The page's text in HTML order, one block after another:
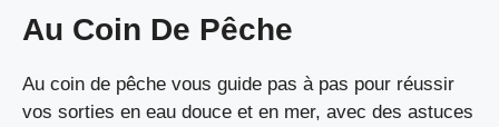
Au Coin De Pêche
Au coin de pêche vous guide pas à pas pour réussir
vos sorties en eau douce et en mer, avec des astuces